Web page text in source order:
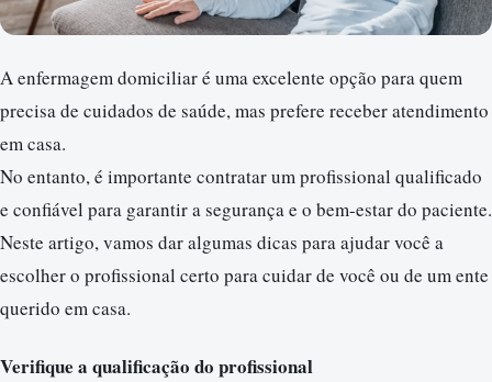
A enfermagem domiciliar é uma excelente opção para quem
precisa de cuidados de saúde, mas prefere receber atendimento
em casa.
No entanto, é importante contratar um profissional qualificado
e confiável para garantir a segurança e o bem-estar do paciente.
Neste artigo, vamos dar algumas dicas para ajudar você a
escolher o profissional certo para cuidar de você ou de um ente
querido em casa.
Verifique a qualificação do profissional